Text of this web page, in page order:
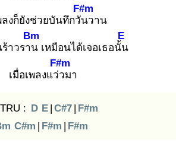
ลงก็ยังช่วยบันทึกวัน
F#m
วาน
าวราน
Bm
เหมือนได้เจอเธอนั้น
E
เมื่อเพลงแว่ว
F#m
มา
: D E | C#7 | F#m
C#m | F#m | F#m